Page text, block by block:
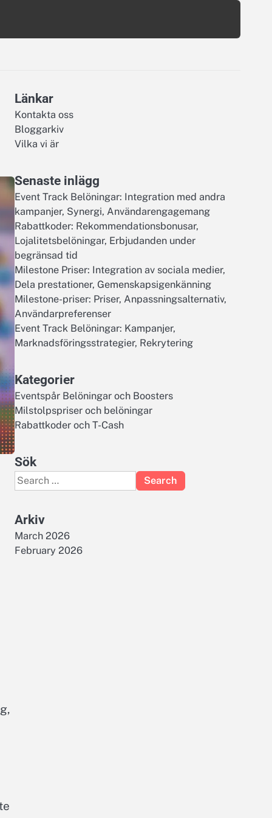
Länkar
Kontakta oss
Bloggarkiv
Vilka vi är
Senaste inlägg
Event Track Belöningar: Integration med andra
kampanjer, Synergi, Användarengagemang
Rabattkoder: Rekommendationsbonusar,
Lojalitetsbelöningar, Erbjudanden under
begränsad tid
Milestone Priser: Integration av sociala medier,
Dela prestationer, Gemenskapsigenkänning
Milestone-priser: Priser, Anpassningsalternativ,
Användarpreferenser
Event Track Belöningar: Kampanjer,
Marknadsföringsstrategier, Rekrytering
Kategorier
Eventspår Belöningar och Boosters
Milstolpspriser och belöningar
Rabattkoder och T-Cash
Sök
Search
for:
Arkiv
March 2026
February 2026